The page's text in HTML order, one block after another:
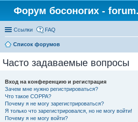
Форум босоногих -
Ссылки FAQ
Список форумов
Часто задаваемые вопросы
Вход на конференцию и регистрация
Зачем мне нужно регистрироваться?
Что такое COPPA?
Почему я не могу зарегистрироваться?
Я только что зарегистрировался, но не могу войти!
Почему я не могу войти?